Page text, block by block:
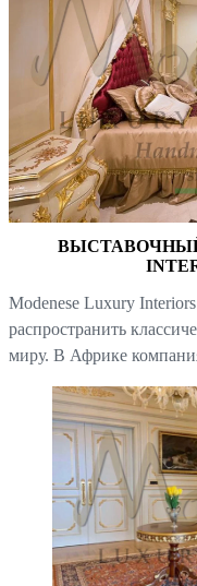
ВЫСТАВОЧНЫЙ
Modenese Luxury
распространить
миру. В Африке